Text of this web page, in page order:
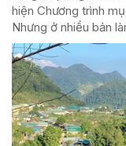
hiện Chương trình
Nhưng ở nhiều bản